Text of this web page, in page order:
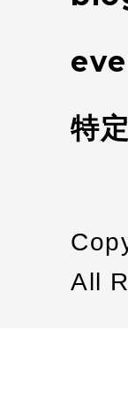
特
All